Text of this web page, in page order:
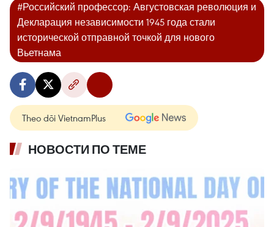
#Российский профессор: Августовская революция и
Декларация независимости 1945 года стали
исторической отправной точкой для нового
Вьетнама
Theo dõi VietnamPlus
НОВОСТИ ПО ТЕМЕ